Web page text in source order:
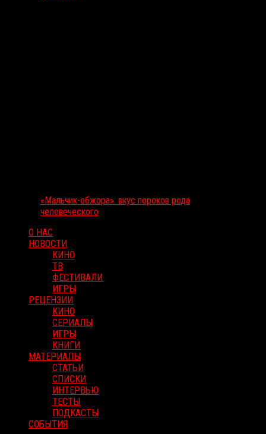
«Мальчик-обжора»: вкус пороков рода
человеческого
О НАС
НОВОСТИ
КИНО
ТВ
ФЕСТИВАЛИ
ИГРЫ
РЕЦЕНЗИИ
КИНО
СЕРИАЛЫ
ИГРЫ
КНИГИ
МАТЕРИАЛЫ
СТАТЬИ
СПИСКИ
ИНТЕРВЬЮ
ТЕСТЫ
ПОДКАСТЫ
СОБЫТИЯ